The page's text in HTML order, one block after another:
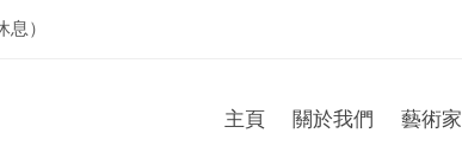
）
主頁 關於我們 藝術家